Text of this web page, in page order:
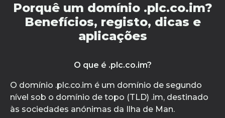
Porquê um domínio .plc.co.im?
Benefícios, registo, dicas e
aplicações
O que é .plc.co.im?
O domínio .plc.co.im é um domínio de segundo
nível sob o domínio de topo (TLD) .im, destinado
às sociedades anónimas da Ilha de Man.